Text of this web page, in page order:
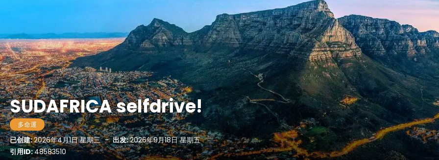
SUDAFRICA selfdrive!
多命運
已创建:2026年4月1日 星期三 - 出发:2026年9月18日 星期五
引用ID:48583510